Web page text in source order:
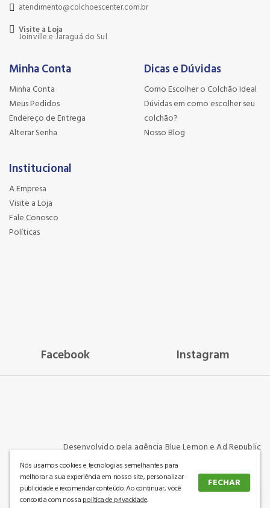
atendimento@colchoescenter.com.br
Visite a Loja
Joinville e Jaraguá do Sul
Minha Conta
Minha Conta
Meus Pedidos
Endereço de Entrega
Alterar Senha
Dicas e Dúvidas
Como Escolher o Colchão Ideal
Dúvidas em como escolher seu
colchão?
Nosso Blog
Institucional
A Empresa
Visite a Loja
Fale Conosco
Políticas
Facebook Instagram
Desenvolvido pela agência Blue LemoneAd Republic
Mais Colchoes Eireli - Colchoes Center - CNPJ: 33.167.132/0001-61 | Av. Cel. Procópio Gomes
965, Bucarein - Joinville/SC | 89202300
Nós usamos cookies e tecnologias semelhantes para
melhorar a sua experiência em nosso site, personalizar
publicidade e recomendar conteúdo. Ao continuar, você
concorda com nossa política de privacidade.
FECHAR